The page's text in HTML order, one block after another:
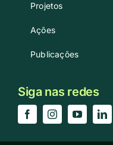
Projetos
Ações
Publicações
Siga nas redes